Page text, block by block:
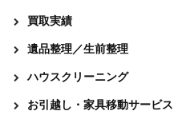
買取実績
遺品整理／生前整理
ハウスクリーニング
お引越し・家具移動サービス